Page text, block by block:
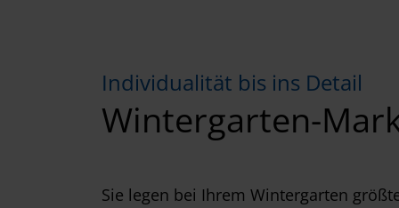
Individualität bis ins Detail
Wintergarten-
Sie legen bei Ihrem Wintergarten